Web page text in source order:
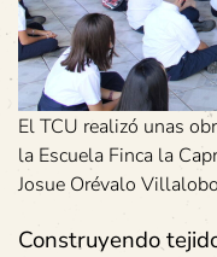
El TCU realizó unas
la Escuela Finca la
Josue Orévalo
Construyendo